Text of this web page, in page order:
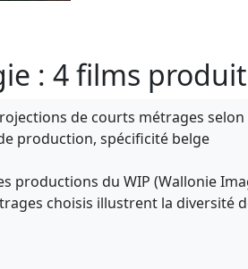
: 4 films
de courts métrages selon
production, spécificité belge
productions du WIP (Wallonie
choisis illustrent la diversité